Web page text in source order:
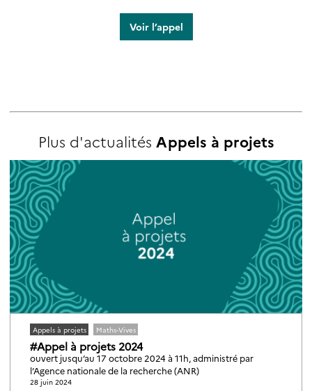
Voir l’appel
Plus d'actualités Appels à projets
Appels à projets Maths-Vives
#Appel à projets 2024
ouvert jusqu’au 17 octobre 2024 à 11h, administré par
l’Agence nationale de la recherche (ANR)
28 juin 2024